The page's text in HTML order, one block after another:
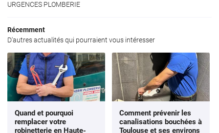
URGENCES PLOMBERIE
Récemment
D'autres actualités qui pourraient vous intéresser
Quand et pourquoi
remplacer votre
robinetterie en Haute-
Comment prévenir les
canalisations bouchées à
Toulouse et ses environs